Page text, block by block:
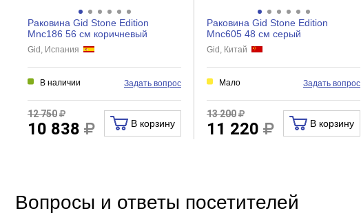
Раковина Gid Stone Edition
Mnc186 56 см коричневый
Gid, Испания
В наличии Задать вопрос
12 750
10 838 В корзину
Раковина Gid Stone Edition
Mnc605 48 см серый
Gid, Китай
Мало Задать вопрос
13 200
11 220 В корзину
Вопросы и ответы посетителей